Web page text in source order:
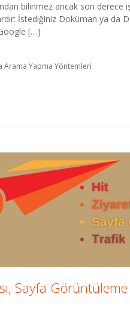
bilinmez ancak son derece
İstediğiniz Doküman ya da
[…]
Arama Yapma Yöntemleri
Sayfa Görüntüleme